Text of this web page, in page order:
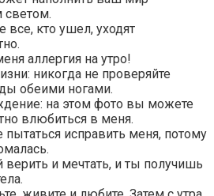
все, кто ушел, уходят
аллергия на утро!
никогда не проверяйте
обеими ногами.
на этом фото вы можете
влюбиться в меня.
пытаться исправить меня, потому
верить и мечтать, и ты получишь